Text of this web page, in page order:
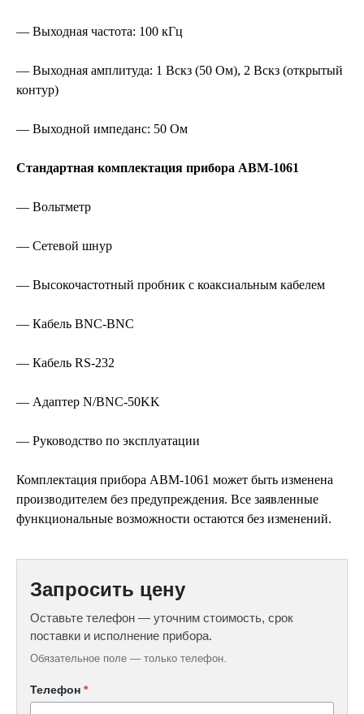
— Выходная частота: 100 кГц
— Выходная амплитуда: 1 Вскз (50 Ом), 2 Вскз (открытый
контур)
— Выходной импеданс: 50 Ом
Стандартная комплектация прибора АВМ-1061
— Вольтметр
— Сетевой шнур
— Высокочастотный пробник с коаксиальным кабелем
— Кабель BNC-BNC
— Кабель RS-232
— Адаптер N/BNC-50KK
— Руководство по эксплуатации
Комплектация прибора АВМ-1061 может быть изменена
производителем без предупреждения. Все заявленные
функциональные возможности остаются без изменений.
Запросить цену
Оставьте телефон — уточним стоимость, срок
поставки и исполнение прибора.
Обязательное поле — только телефон.
Телефон *